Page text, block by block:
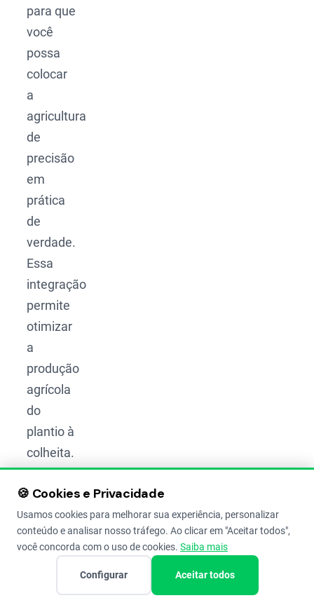
para que
você
possa
colocar
a
agricultura
de
precisão
em
prática
de
verdade.
Essa
integração
permite
otimizar
a
produção
agrícola
do
plantio à
colheita.
As
ferramentas
certas
geram e
analisam
grande
🍪 Cookies e Privacidade
Usamos cookies para melhorar sua experiência, personalizar
conteúdo e analisar nosso tráfego. Ao clicar em "Aceitar todos",
você concorda com o uso de cookies. Saiba mais
Configurar Aceitar todos